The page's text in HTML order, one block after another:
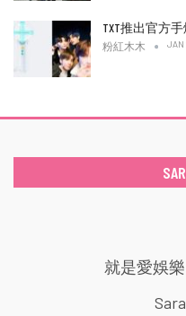
TXT推出官方
粉紅木木 JAN
就是愛娛